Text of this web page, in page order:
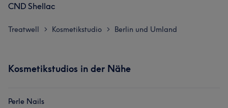
CND Shellac
Treatwell > Kosmetikstudio > Berlin und Umland
Kosmetikstudios in der Nähe
Perle Nails